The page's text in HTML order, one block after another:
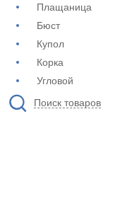
Плащаница
Бюст
Купол
Корка
Угловой
Поиск товаров